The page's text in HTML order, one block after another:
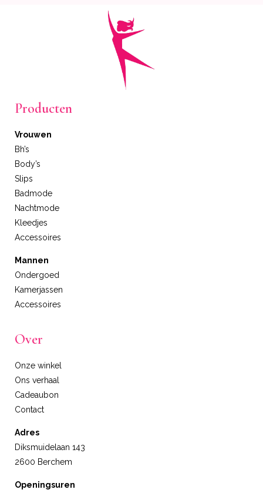
Producten
Vrouwen
Bh’s
Body’s
Slips
Badmode
Nachtmode
Kleedjes
Accessoires
Mannen
Ondergoed
Kamerjassen
Accessoires
Over
Onze winkel
Ons verhaal
Cadeaubon
Contact
Adres
Diksmuidelaan 143
2600 Berchem
Openingsuren